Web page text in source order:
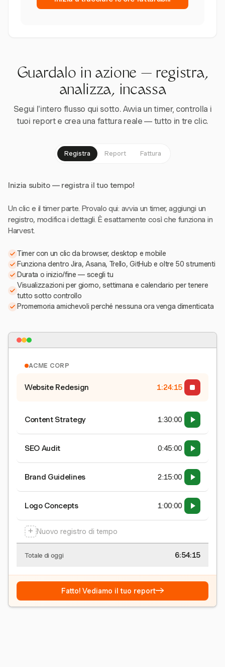
Guardalo in azione — registra,
analizza, incassa
Segui l'intero flusso qui sotto. Avvia un timer, controlla i
tuoi report e crea una fattura reale — tutto in tre clic.
Registra Report Fattura
Inizia subito — registra il tuo tempo!
Un clic e il timer parte. Provalo qui: avvia un timer, aggiungi un
registro, modifica i dettagli. È esattamente così che funziona in
Harvest.
Timer con un clic da browser, desktop e mobile
Funziona dentro Jira, Asana, Trello, GitHub e oltre 50 strumenti
Durata o inizio/fine — scegli tu
Visualizzazioni per giorno, settimana e calendario per tenere
tutto sotto controllo
Promemoria amichevoli perché nessuna ora venga dimenticata
ACME CORP
Website Redesign 1:24:15
Content Strategy 1:30:00
SEO Audit 0:45:00
Brand Guidelines 2:15:00
Logo Concepts 1:00:00
+ Nuovo registro di tempo
Totale di oggi 6:54:15
Fatto! Vediamo il tuo report→